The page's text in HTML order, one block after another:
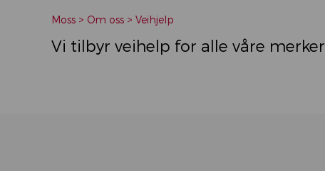
Moss > Om oss > Veihjelp
Vi tilbyr veihelp for alle våre merker.